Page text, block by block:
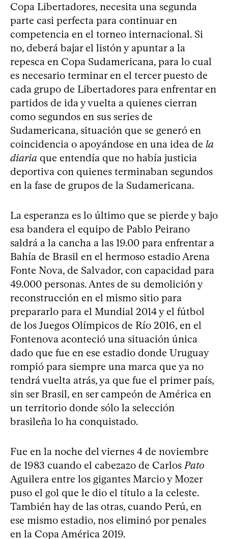
Copa Libertadores, necesita una segunda
parte casi perfecta para continuar en
competencia en el torneo internacional. Si
no, deberá bajar el listón y apuntar a la
repesca en Copa Sudamericana, para lo cual
es necesario terminar en el tercer puesto de
cada grupo de Libertadores para enfrentar en
partidos de ida y vuelta a quienes cierran
como segundos en sus series de
Sudamericana, situación que se generó en
coincidencia o apoyándose en una idea de la
diaria que entendía que no había justicia
deportiva con quienes terminaban segundos
en la fase de grupos de la Sudamericana.
La esperanza es lo último que se pierde y bajo
esa bandera el equipo de Pablo Peirano
saldrá a la cancha a las 19.00 para enfrentar a
Bahía de Brasil en el hermoso estadio Arena
Fonte Nova, de Salvador, con capacidad para
49.000 personas. Antes de su demolición y
reconstrucción en el mismo sitio para
prepararlo para el Mundial 2014 y el fútbol
de los Juegos Olímpicos de Río 2016, en el
Fontenova aconteció una situación única
dado que fue en ese estadio donde Uruguay
rompió para siempre una marca que ya no
tendrá vuelta atrás, ya que fue el primer país,
sin ser Brasil, en ser campeón de América en
un territorio donde sólo la selección
brasileña lo ha conquistado.
Fue en la noche del viernes 4 de noviembre
de 1983 cuando el cabezazo de Carlos Pato
Aguilera entre los gigantes Marcio y Mozer
puso el gol que le dio el título a la celeste.
También hay de las otras, cuando Perú, en
ese mismo estadio, nos eliminó por penales
en la Copa América 2019.